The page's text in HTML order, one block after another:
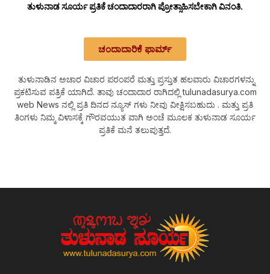
ತುಳುನಾಡ ಸೂರ್ಯ ಪ್ರತಿಕೆ ಚಂದಾದಾರರಾಗಿ ಪ್ರೋತ್ಸಾಹಿಸಬೇಕಾಗಿ ವಿನಂತಿ.
ಚಂದಾದಾರಿಕೆ ಫಾರ್ಮ್
ತುಳುನಾಡಿನ ಅಚಾರ ವಿಚಾರ ಪರಂಪರೆ ಮತ್ತು ಪ್ರಸ್ತುತ ಹಲವಾರು ವಿಚಾರಗಳನ್ನು
ಪ್ರಕಟಿಸುವ ಪತ್ರಿಕೆ ಯಾಗಿದೆ. ತಾವು ಚಂದಾದಾರ ರಾಗಿದಲ್ಲಿ tulunadasurya.com
web News ನಲ್ಲಿ ಪ್ರತಿ ದಿನದ ನ್ಯೂಸ್ ಗಳು ನೀವು ವೀಕ್ಷಿಸಬಹುದು . ಮತ್ತು ಪ್ರತಿ
ತಿಂಗಳು ನಿಮ್ಮ ವಿಳಾಸಕ್ಕೆ ಗೌರವಯುತ ವಾಗಿ ಅಂಚೆ ಮೂಲಕ ತುಳುನಾಡ ಸೂರ್ಯ
ಪ್ರತಿಕೆ ಮನೆ ತಲುಪುತ್ತದೆ.